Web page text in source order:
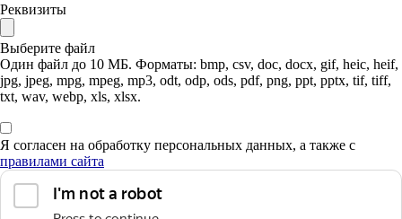
Реквизиты
Выберите файл
Один файл до 10 МБ. Форматы: bmp, csv, doc, docx, gif, heic, heif,
jpg, jpeg, mpg, mpeg, mp3, odt, odp, ods, pdf, png, ppt, pptx, tif, tiff,
txt, wav, webp, xls, xlsx.
Я согласен на обработку персональных данных, а также с
правилами сайта